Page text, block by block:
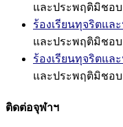
และประพฤติมิชอบ
ร้องเรียนทุจริตแล
และประพฤติมิชอบ
ร้องเรียนทุจริตแล
และประพฤติมิชอบ
ติดต่อจุฬาฯ